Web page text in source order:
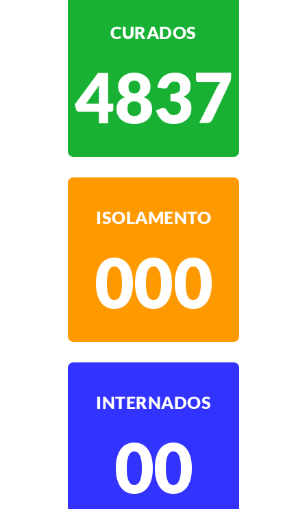
CURADOS
4837
ISOLAMENTO
000
INTERNADOS
00